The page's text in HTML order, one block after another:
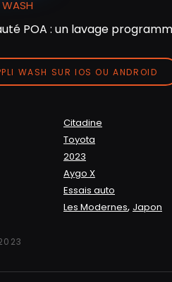
POA : un lavage
WASH SUR IOS OU ANDROID
Citadine
Toyota
2023
Aygo X
Essais auto
Les Modernes, Japon